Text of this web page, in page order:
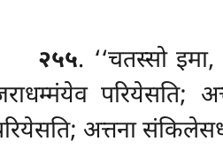
२५५. ‘‘चतस्सो
परियेसति;
अत्तना